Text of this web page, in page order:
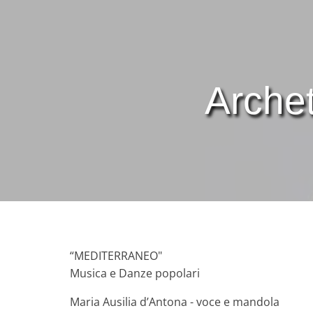
“MEDITERRANEO"
Musica e Danze popolari
Maria Ausilia d’Antona - voce e mandola